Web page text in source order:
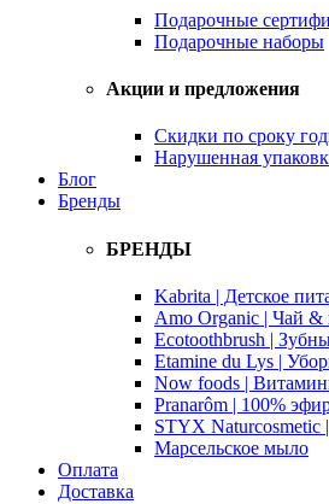
Подарочные
Подарочные наборы
Акции и предложения
Скидки по сроку
Нарушенная
Блог
Бренды
БРЕНДЫ
Kabrita | Детское
Amo Organic | Чай &
Ecotoothbrush |
Etamine du Lys |
Now foods |
Pranarôm | 100%
STYX Naturcosmetic
Марсельское мыло
Оплата
Доставка